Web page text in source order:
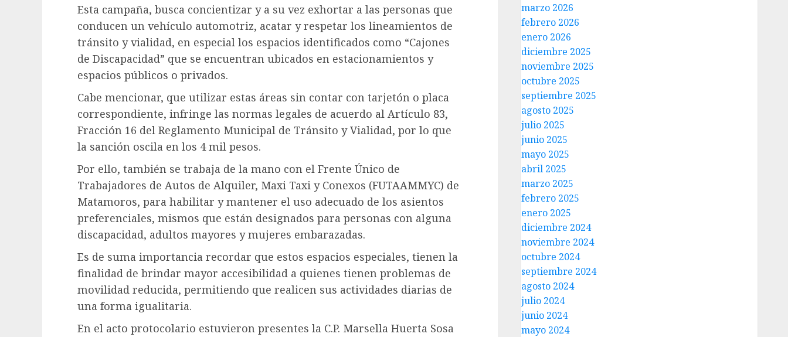
Esta campaña, busca concientizar y a su vez exhortar a las personas que
conducen un vehículo automotriz, acatar y respetar los lineamientos de
tránsito y vialidad, en especial los espacios identificados como “Cajones
de Discapacidad” que se encuentran ubicados en estacionamientos y
espacios públicos o privados.
Cabe mencionar, que utilizar estas áreas sin contar con tarjetón o placa
correspondiente, infringe las normas legales de acuerdo al Artículo 83,
Fracción 16 del Reglamento Municipal de Tránsito y Vialidad, por lo que
la sanción oscila en los 4 mil pesos.
Por ello, también se trabaja de la mano con el Frente Único de
Trabajadores de Autos de Alquiler, Maxi Taxi y Conexos (FUTAAMMYC) de
Matamoros, para habilitar y mantener el uso adecuado de los asientos
preferenciales, mismos que están designados para personas con alguna
discapacidad, adultos mayores y mujeres embarazadas.
Es de suma importancia recordar que estos espacios especiales, tienen la
finalidad de brindar mayor accesibilidad a quienes tienen problemas de
movilidad reducida, permitiendo que realicen sus actividades diarias de
una forma igualitaria.
En el acto protocolario estuvieron presentes la C.P. Marsella Huerta Sosa
marzo 2026
febrero 2026
enero 2026
diciembre 2025
noviembre 2025
octubre 2025
septiembre 2025
agosto 2025
julio 2025
junio 2025
mayo 2025
abril 2025
marzo 2025
febrero 2025
enero 2025
diciembre 2024
noviembre 2024
octubre 2024
septiembre 2024
agosto 2024
julio 2024
junio 2024
mayo 2024